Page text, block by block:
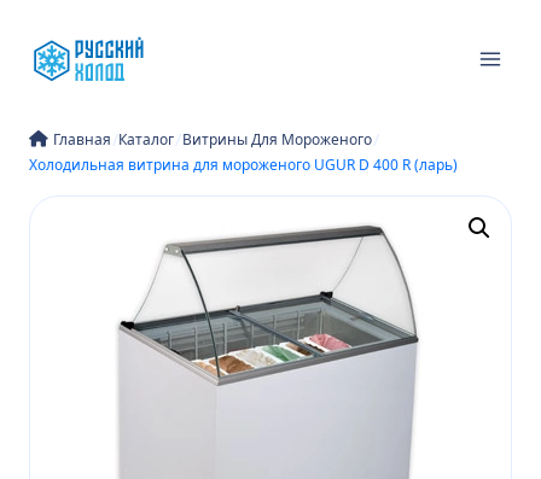
содержимому
Главная/Каталог/Витрины Для Мороженого/
Холодильная витрина для мороженого UGUR D 400 R (ларь)